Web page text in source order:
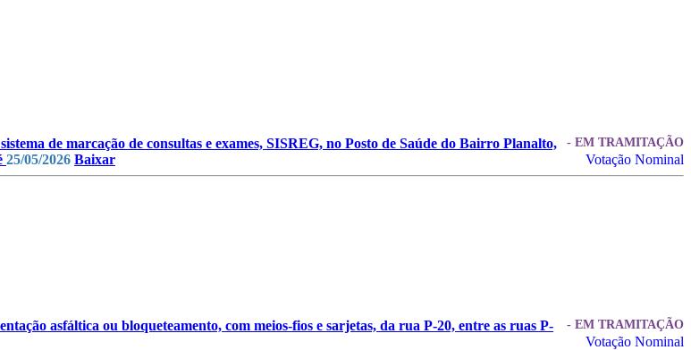
- EM TRAMITAÇÃO
de marcação de consultas e exames, SISREG, no Posto de Saúde do Bairro Planalto,
25/05/2026 Baixar Votação Nominal
- EM TRAMITAÇÃO
asfáltica ou bloqueteamento, com meios-fios e sarjetas, da rua P-20, entre as ruas P-
Votação Nominal